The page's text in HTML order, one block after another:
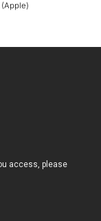
(Apple)